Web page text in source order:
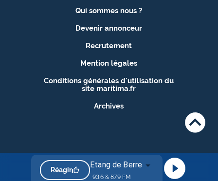
Réagir
Etang de Berre
93.6 & 87.9 FM
Qui sommes nous ?
Devenir annonceur
Recrutement
Mention légales
Conditions générales d'utilisation du
site maritima.fr
Archives